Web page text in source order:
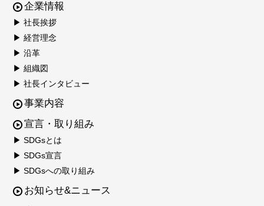
企業情報
▶ 社長挨拶
▶ 経営理念
▶ 沿革
▶ 組織図
▶ 社長インタビュー
事業内容
宣言・取り組み
▶ SDGsとは
▶ SDGs宣言
▶ SDGsへの取り組み
お知らせ&ニュース